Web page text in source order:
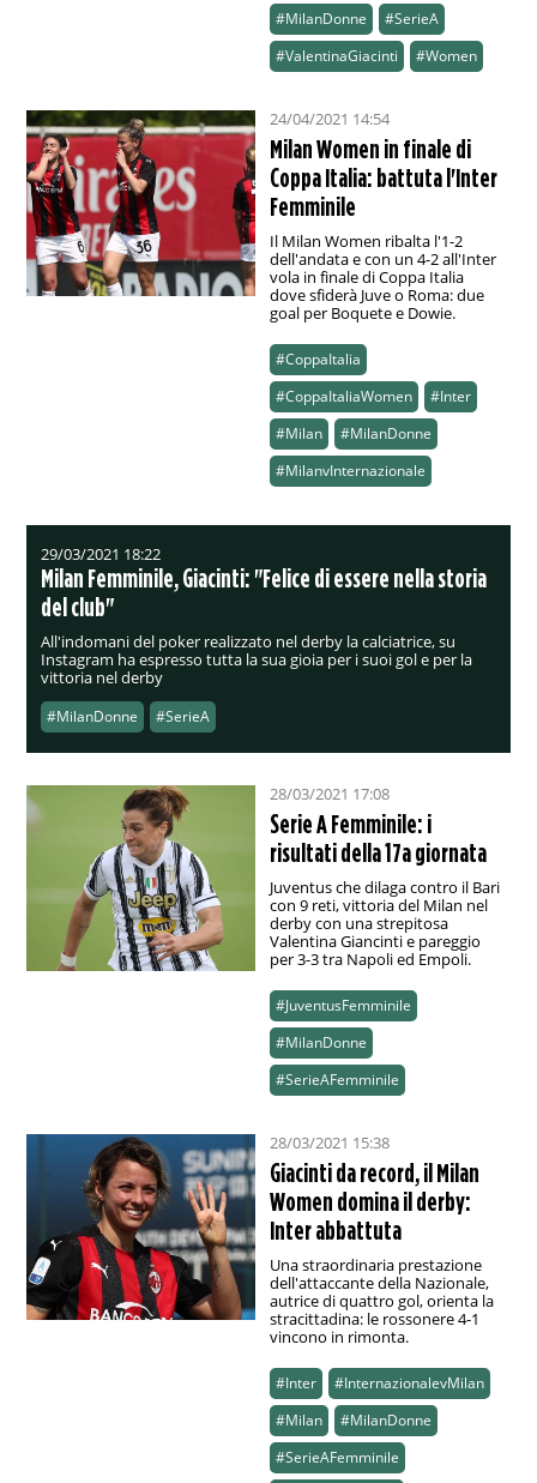
#MilanDonne
#SerieA
#ValentinaGiacinti
#Women
24/04/2021 14:54
Milan Women in finale di
Coppa Italia: battuta l'Inter
Femminile
Il Milan Women ribalta l'1-2
dell'andata e con un 4-2 all'Inter
vola in finale di Coppa Italia
dove sfiderà Juve o Roma: due
goal per Boquete e Dowie.
#CoppaItalia
#CoppaItaliaWomen
#Inter
#Milan
#MilanDonne
#MilanvInternazionale
29/03/2021 18:22
Milan Femminile, Giacinti: "Felice di essere nella storia
del club"
All'indomani del poker realizzato nel derby la calciatrice, su
Instagram ha espresso tutta la sua gioia per i suoi gol e per la
vittoria nel derby
#MilanDonne #SerieA
28/03/2021 17:08
Serie A Femminile: i
risultati della 17a giornata
Juventus che dilaga contro il Bari
con 9 reti, vittoria del Milan nel
derby con una strepitosa
Valentina Giancinti e pareggio
per 3-3 tra Napoli ed Empoli.
#JuventusFemminile
#MilanDonne
#SerieAFemminile
28/03/2021 15:38
Giacinti da record, il Milan
Women domina il derby:
Inter abbattuta
Una straordinaria prestazione
dell'attaccante della Nazionale,
autrice di quattro gol, orienta la
stracittadina: le rossonere 4-1
vincono in rimonta.
#Inter
#InternazionalevMilan
#Milan
#MilanDonne
#SerieAFemminile